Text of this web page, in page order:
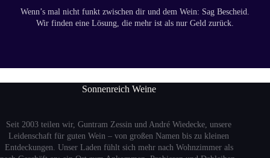
Wenn’s mal nicht funkt zwischen dir und dem Wein: Sag Bescheid.
Wir finden eine Lösung, die mehr ist als nur Geld zurück.
Sonnenreich Weine
Seit 2003 teilen wir, Guntram Zessin und André Wiedecke, unsere
Leidenschaft für guten Wein – von großen Namen bis zu kleinen
Entdeckungen. Unser Laden fühlt sich mehr nach Wohnzimmer als